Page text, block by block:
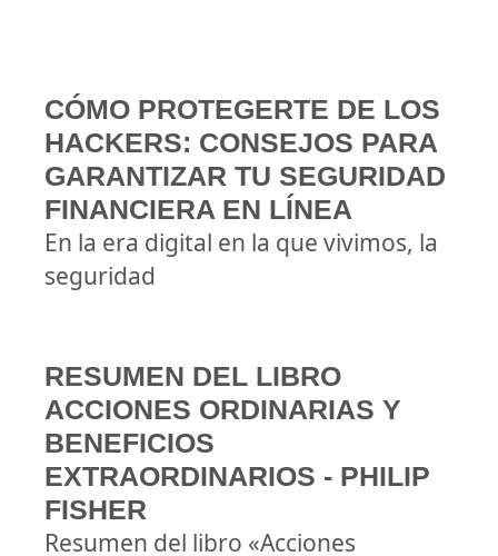
CÓMO PROTEGERTE DE LOS
HACKERS: CONSEJOS PARA
GARANTIZAR TU SEGURIDAD
FINANCIERA EN LÍNEA
En la era digital en la que vivimos, la
seguridad
RESUMEN DEL LIBRO
ACCIONES ORDINARIAS Y
BENEFICIOS
EXTRAORDINARIOS - PHILIP
FISHER
Resumen del libro «Acciones